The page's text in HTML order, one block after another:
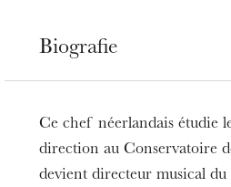
Biografie
Ce chef néerlandais étudie
direction au Conservatoire
devient directeur musical